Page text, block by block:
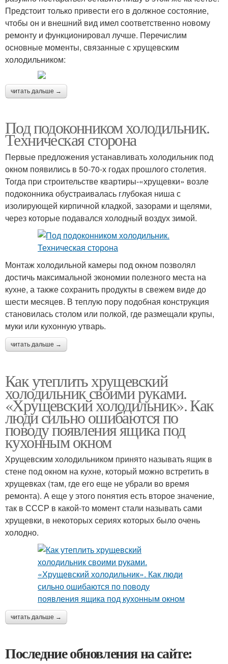
Предстоит только привести его в должное состояние,
чтобы он и внешний вид имел соответственно новому
ремонту и функционировал лучше. Перечислим
основные моменты, связанные с хрущевским
холодильником:
читать дальше →
Под подоконником холодильник.
Техническая сторона
Первые предложения устанавливать холодильник под
окном появились в 50-70-х годах прошлого столетия.
Тогда при строительстве квартиры-«хрущевки» возле
подоконника обустраивалась глубокая ниша с
изолирующей кирпичной кладкой, зазорами и щелями,
через которые подавался холодный воздух зимой.
Монтаж холодильной камеры под окном позволял
достичь максимальной экономии полезного места на
кухне, а также сохранить продукты в свежем виде до
шести месяцев. В теплую пору подобная конструкция
становилась столом или полкой, где размещали крупы,
муки или кухонную утварь.
читать дальше →
Как утеплить хрущевский
холодильник своими руками.
«Хрущевский холодильник». Как
люди сильно ошибаются по
поводу появления ящика под
кухонным окном
Хрущевским холодильником принято называть ящик в
стене под окном на кухне, который можно встретить в
хрущевках (там, где его еще не убрали во время
ремонта). А еще у этого понятия есть второе значение,
так в СССР в какой-то момент стали называть сами
хрущевки, в некоторых сериях которых было очень
холодно.
читать дальше →
Последние обновления на сайте: